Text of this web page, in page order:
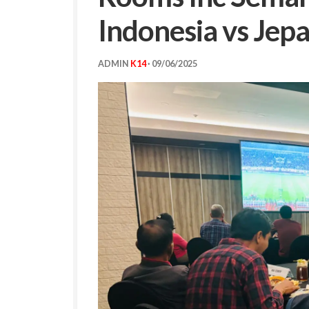
Indonesia vs
ADMIN K14· 09/06/2025